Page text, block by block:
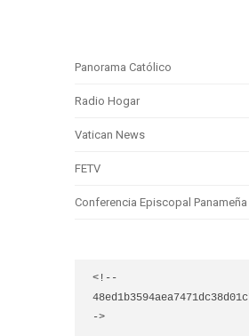
Panorama Católico
Radio Hogar
Vatican News
FETV
Conferencia Episcopal Panameña
<!--
->